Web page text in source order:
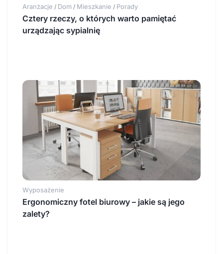
Aranżacje / Dom / Mieszkanie / Porady
Cztery rzeczy, o których warto pamiętać
urządzając sypialnię
Wyposażenie
Ergonomiczny fotel biurowy – jakie są jego
zalety?